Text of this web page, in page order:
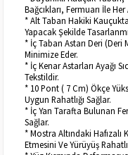
Bağcıkları, Fermuarı İle
* Alt Taban Hakiki
Yapacak Şekilde
* İç Taban Astarı Deri
Minimize Eder.
* İç Kenar Astarları Ayağı
Tekstildir.
* 10 Pont ( 7 Cm) Ökçe
Uygun Rahatlığı Sağlar.
* İç Yan Tarafta Bulunan
Sağlar.
* Mostra Altındaki Hafızalı
Etmesini Ve Yürüyüş